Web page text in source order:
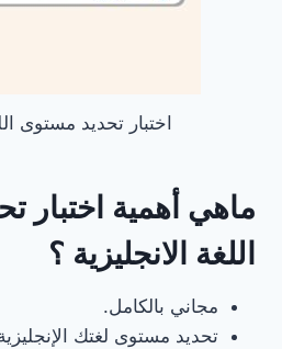
اختبار تحديد مستوى
ماهي أهمية اختبار
اللغة الانجليزية ؟
مجاني بالكامل.
تحديد مستوى لغتك